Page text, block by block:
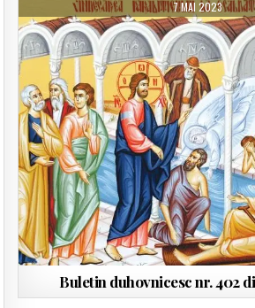
7 MAI 2023
Buletin duhovnicesc nr. 402